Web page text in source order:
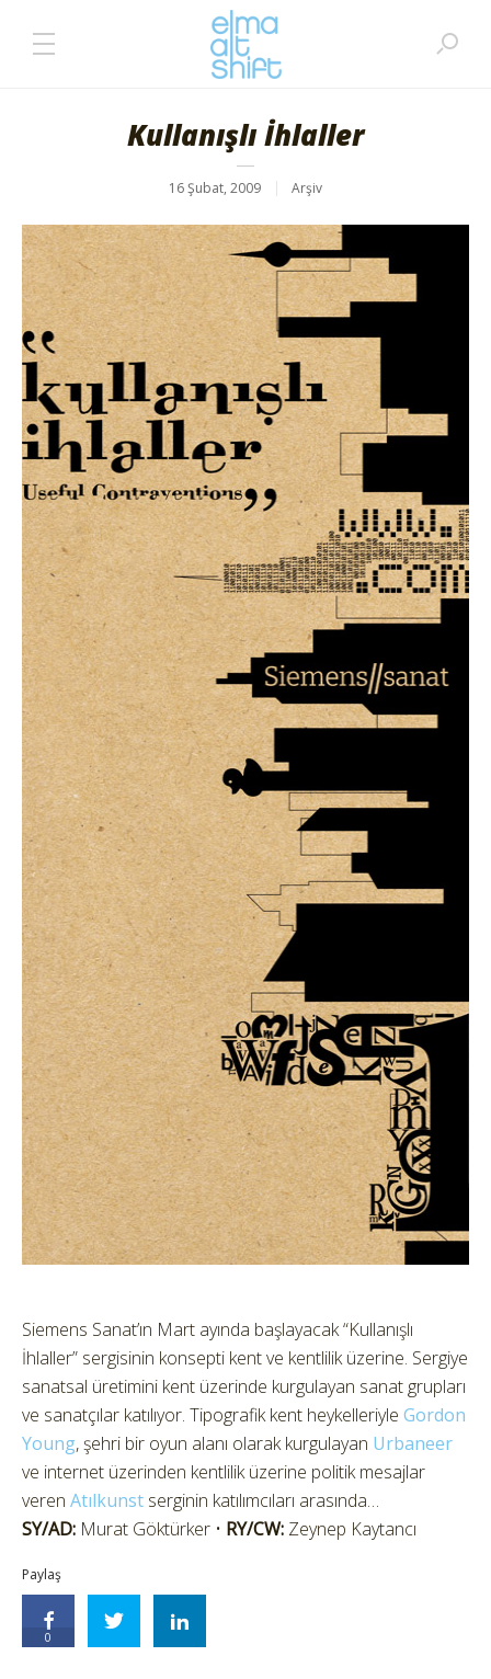
Kullanışlı İhlaller
16 Şubat, 2009 Arşiv
Siemens Sanat’ın Mart ayında başlayacak “Kullanışlı
İhlaller” sergisinin konsepti kent ve kentlilik üzerine. Sergiye
sanatsal üretimini kent üzerinde kurgulayan sanat grupları
ve sanatçılar katılıyor. Tipografik kent heykelleriyle Gordon
Young, şehri bir oyun alanı olarak kurgulayan Urbaneer
ve internet üzerinden kentlilik üzerine politik mesajlar
veren Atılkunst serginin katılımcıları arasında…
SY/AD: Murat Göktürker • RY/CW: Zeynep Kaytancı
Paylaş
0